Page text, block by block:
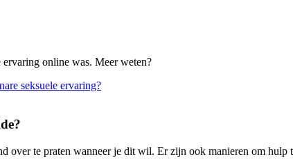
online was. Meer weten?
seksuele ervaring?
over te praten wanneer je dit wil. Er zijn ook manieren om hulp